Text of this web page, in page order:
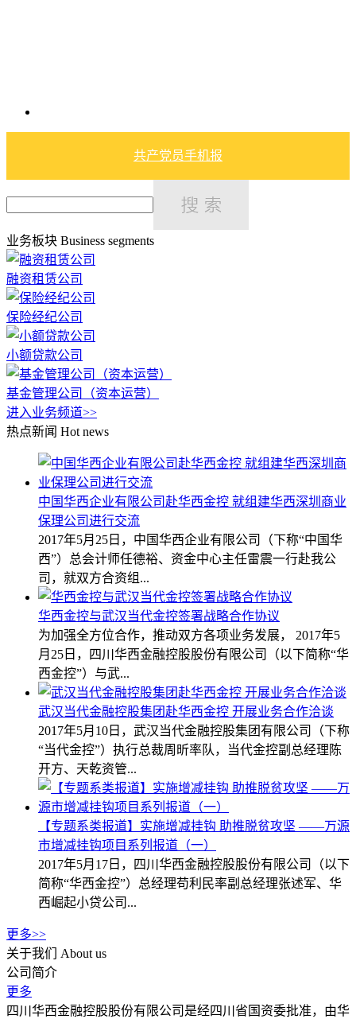
共产党员手机报
业务板块 Business segments
融资租赁公司
保险经纪公司
小额贷款公司
基金管理公司（资本运营）
进入业务频道>>
热点新闻 Hot news
中国华西企业有限公司赴华西金控 就组建华西深圳商业
保理公司进行交流
2017年5月25日，中国华西企业有限公司（下称“中国华
西”）总会计师任德裕、资金中心主任雷震一行赴我公
司，就双方合资组...
华西金控与武汉当代金控签署战略合作协议
为加强全方位合作，推动双方各项业务发展， 2017年5
月25日，四川华西金融控股股份有限公司（以下简称“华
西金控”）与武...
武汉当代金融控股集团赴华西金控 开展业务合作洽谈
2017年5月10日，武汉当代金融控股集团有限公司（下称
“当代金控”）执行总裁周昕率队，当代金控副总经理陈
开方、天乾资管...
【专题系类报道】实施增减挂钩 助推脱贫攻坚 ——万源
市增减挂钩项目系列报道（一）
2017年5月17日，四川华西金融控股股份有限公司（以下
简称“华西金控”）总经理苟利民率副总经理张述军、华
西崛起小贷公司...
更多>>
关于我们
About us
公司简介
更多
四川华西金融控股股份有限公司是经四川省国资委批准，由华